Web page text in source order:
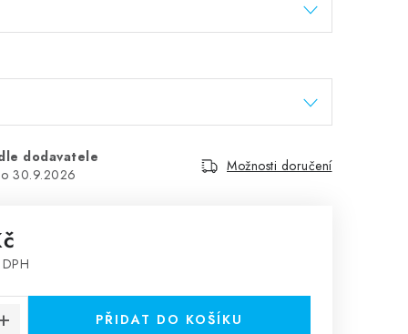
dodavatele
30.9.2026
Možnosti doručení
PŘIDAT DO KOŠÍKU